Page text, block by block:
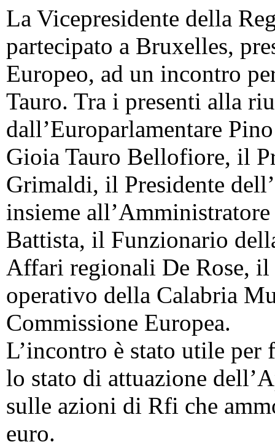
La Vicepresidente della
partecipato a Bruxelles,
Europeo, ad un incontro
Tauro. Tra i presenti alla
dall’Europarlamentare
Gioia Tauro Bellofiore, il
Grimaldi, il Presidente
insieme
Battista, il Funzionario
Affari regionali De Rose, il
operativo della Calabria
Commissione Europea.
L’incontro è stato utile
lo stato di attuazione
sulle azioni di Rfi che
euro.